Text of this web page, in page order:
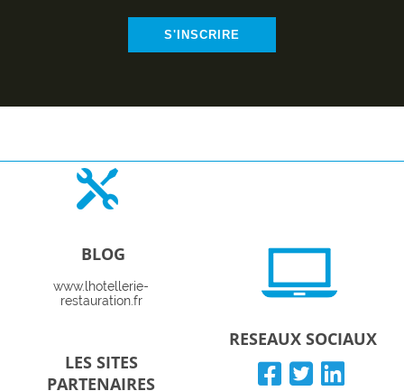
S'INSCRIRE
BLOG
www.lhotellerie-
restauration.fr
LES SITES
PARTENAIRES
RESEAUX SOCIAUX